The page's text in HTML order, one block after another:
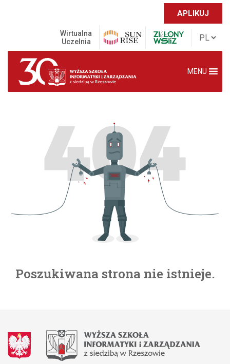
APLIKUJ
Wirtualna
Uczelnia
MENU
Poszukiwana strona nie istnieje.